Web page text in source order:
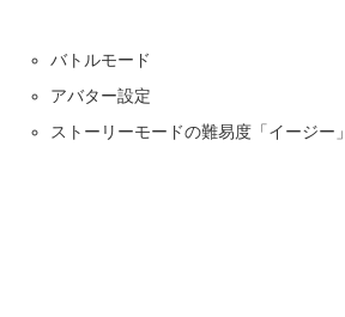
バトルモード
アバター設定
ストーリーモードの難易度「イージー」